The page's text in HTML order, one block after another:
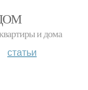
и дома
статьи